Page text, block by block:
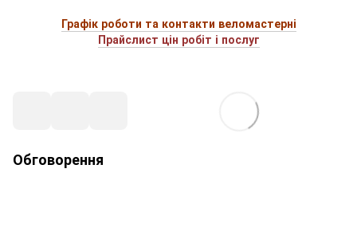
Графік роботи та контакти веломастерні
Прайслист цін робіт і послуг
Обговорення